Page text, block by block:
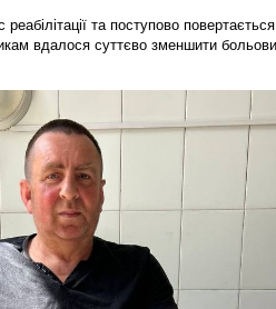
та поступово
вдалося суттєво зменшити